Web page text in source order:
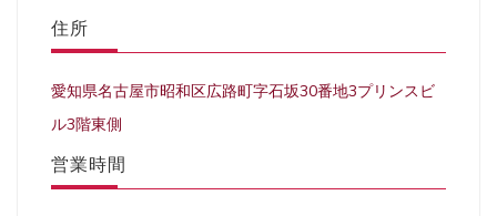
住所
愛知県名古屋市昭和区広路町字石坂30番地3プリンスビ
ル3階東側
営業時間